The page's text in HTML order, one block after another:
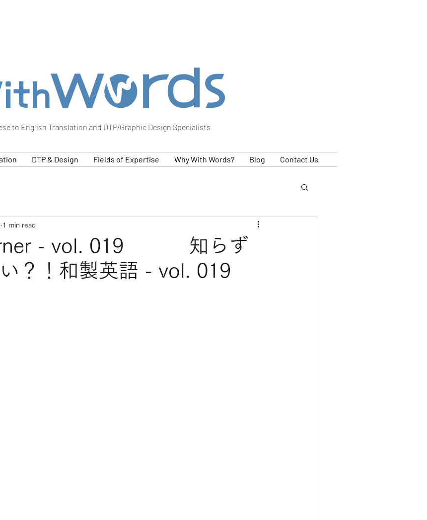
to English Translation and DTP/Graphic Design Specialists
DTP & Design Fields of Expertise Why With Words? Blog Contact Us
- vol. 019 知らず
？！和製英語 - vol. 019
1 min read